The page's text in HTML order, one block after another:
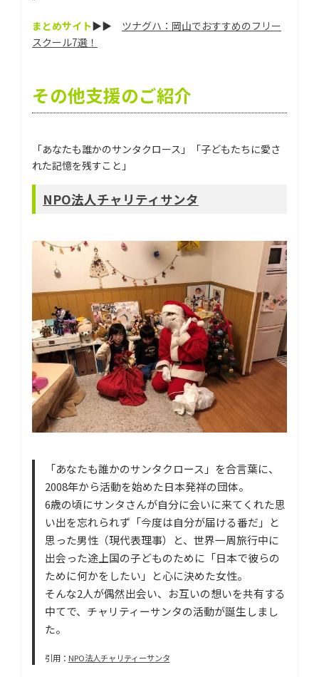
まとめサイト▶▶ ツナグハ：岡山でおすすめのフリー
スクール7選！
その他支援のご紹介
「あなたも誰かのサンタクロース」「子どもたちに愛さ
れた記憶を残すこと」
NPO法人チャリティサンタ
「あなたも誰かのサンタクロース」を合言葉に、
2008年から活動を始めた日本発祥の団体。
6歳の頃にサンタさんが自分に会いに来てくれた思
い出を忘れられず「今度は自分が届ける番だ」と
思った男性（現代表理事）と、世界一周旅行中に
出会った途上国の子どものために「日本で彼らの
ために何かをしたい」と心に決めた女性。
そんな2人が偶然出会い、お互いの想いを共有する
中てで、チャリティーサンタの活動が誕生しまし
た。
引用： NPO法人チャリティーサンタ